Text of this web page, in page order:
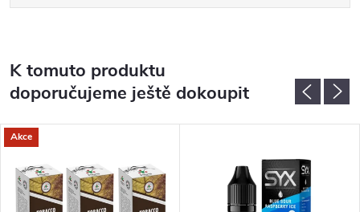
K tomuto produktu
doporučujeme ještě dokoupit
Akce